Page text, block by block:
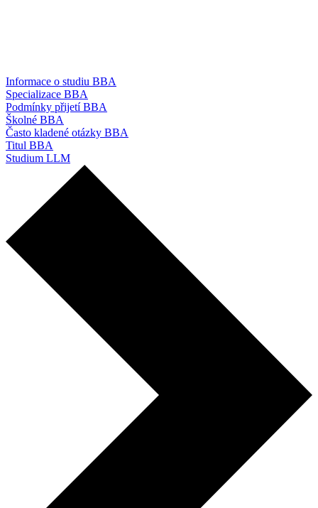
Informace o studiu BBA
Specializace BBA
Podmínky přijetí BBA
Školné BBA
Často kladené otázky BBA
Titul BBA
Studium LLM